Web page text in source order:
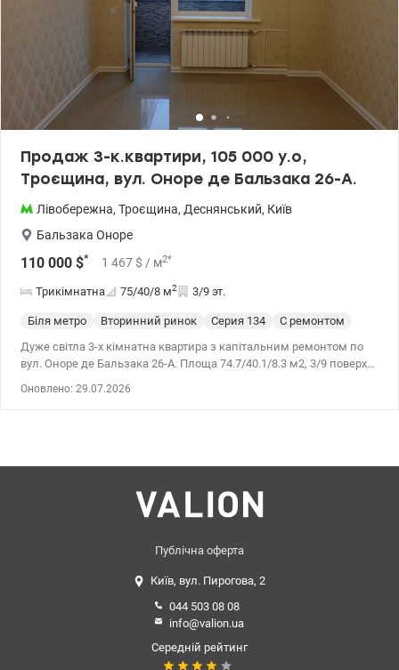
Чернігівська - 7 хв пішки - ТРЦ Район - 5 хв пішки до Автобусної
зупинки в різносторонньому напрямку - 25 хв їзди до центру
Києва Ціна 57 000 у.о. т. Тел. 0934054048 Татьяна,
Valion.ua/1112870
Продаж 3-к.квартири, 105 000 у.о,
Троєщина, вул. Оноре де Бальзака 26-А.
Лівобережна, Троєщина, Деснянський, Київ
Бальзака Оноре
110 000 $* 1 467 $ / м2*
Трикімнатна 75/40/8 м2 3/9 эт.
Біля метро Вторинний ринок Cерия 134
С ремонтом
Дуже світла 3-х кімнатна квартира з капітальним ремонтом по
вул. Оноре де Бальзака 26-А. Площа 74.7/40.1/8.3 м2, 3/9 поверх.
Почайна 20 хвилин, швидкісний трамвай до місцевої
маркет, школи, садочки, дитячі майданчики, парковка,
бібліотека, банк, аптека, церква, кінотеатр. Ціна 11000 у.о. Комісія
Оновлено: 29.07.2026
Публічна оферта
Київ, вул. Пирогова, 2
044 503 08 08
info@valion.ua
Середній рейтинг